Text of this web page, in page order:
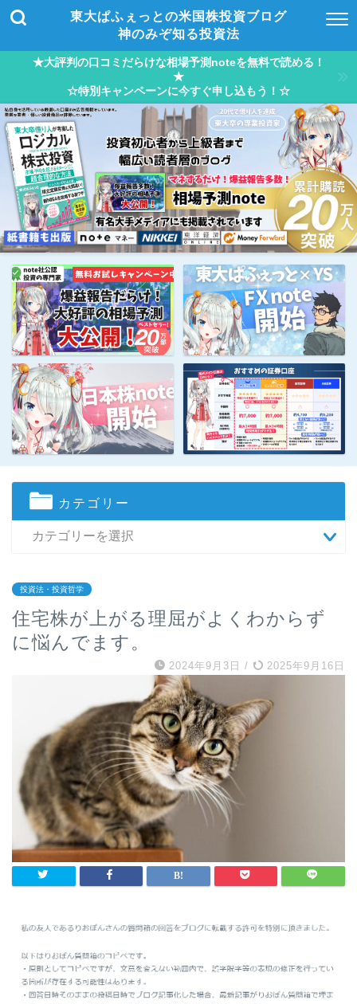
東大ぱふぇっとの米国株投資ブログ
神のみぞ知る投資法
★大評判の口コミだらけな相場予測noteを無料で読める！
★
☆特別キャンペーンに今すぐ申し込もう！☆
カテゴリー
投資法・投資哲学
住宅株が上がる理屈がよくわからず
に悩んでます。
2024年9月3日 / 2025年9月16日